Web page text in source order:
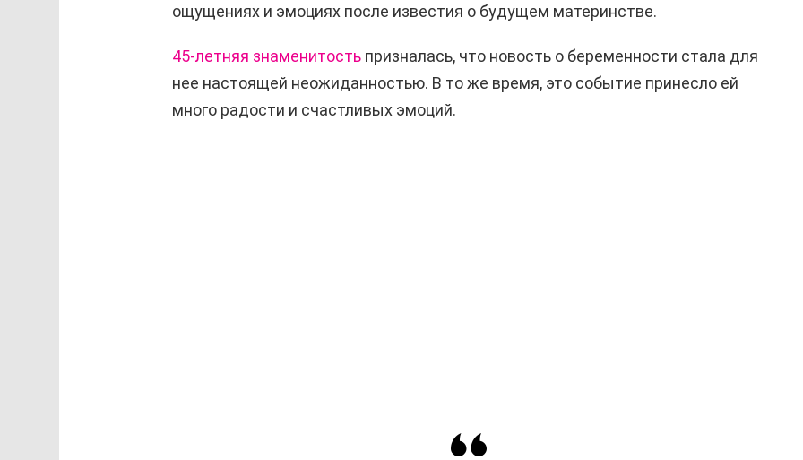
ощущениях и эмоциях после известия о будущем материнстве.
45-летняя знаменитость призналась, что новость о беременности стала для
нее настоящей неожиданностью. В то же время, это событие принесло ей
много радости и счастливых эмоций.